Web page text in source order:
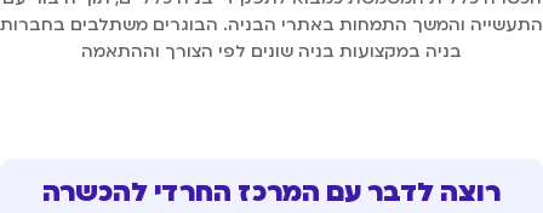
והמשך התמחות באתרי הבניה. הבוגרים משתלבים בחברות
בניה במקצועות בניה שונים לפי הצורך וההתאמה
רוצה לדבר עם המרכז החרדי להכשרה